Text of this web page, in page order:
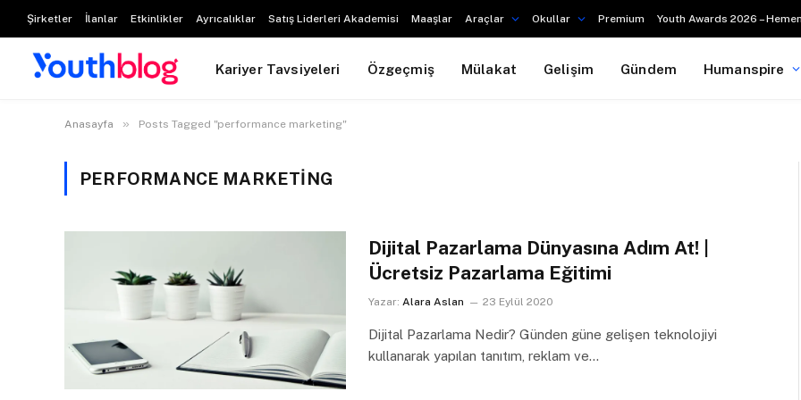
Şirketler İlanlar Etkinlikler Ayrıcalıklar Satış Liderleri Akademisi Maaşlar Araçlar Okullar Premium Youth Awards 2026 –
Kariyer Tavsiyeleri Özgeçmiş Mülakat Gelişim Gündem Humanspire
Anasayfa » Posts Tagged "performance marketing"
PERFORMANCE MARKETING
Dijital Pazarlama Dünyasına Adım At! |
Ücretsiz Pazarlama Eğitimi
Yazar: Alara Aslan 23 Eylül 2020
Dijital Pazarlama Nedir? Günden güne gelişen teknolojiyi
kullanarak yapılan tanıtım, reklam ve…